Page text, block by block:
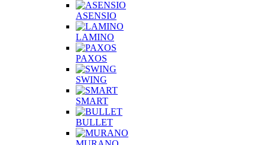
ASENSIO
LAMINO
PAXOS
SWING
SMART
BULLET